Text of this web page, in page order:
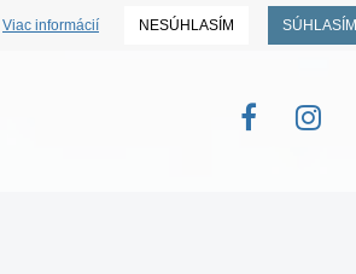
Viac informácií NESÚHLASÍM SÚHLASÍM